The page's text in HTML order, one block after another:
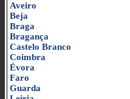
Aveiro
Beja
Braga
Bragança
Castelo Branco
Coimbra
Évora
Faro
Guarda